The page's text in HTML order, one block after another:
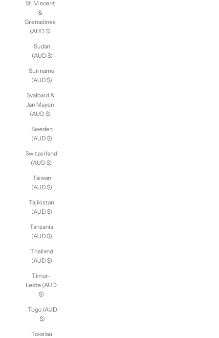
St. Vincent
&
Grenadines
(AUD $)
Sudan
(AUD $)
Suriname
(AUD $)
Svalbard &
Jan Mayen
(AUD $)
Sweden
(AUD $)
Switzerland
(AUD $)
Taiwan
(AUD $)
Tajikistan
(AUD $)
Tanzania
(AUD $)
Thailand
(AUD $)
Timor-
Leste (AUD
$)
Togo (AUD
$)
Tokelau